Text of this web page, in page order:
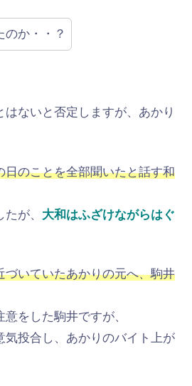
のか・・？
ないと否定しますが、あかり
日のことを全部聞いたと話す和
が、 大和はふざけながらはぐ
づいていたあかりの元へ、駒井
をした駒井ですが、
気投合し、あかりのバイト上が